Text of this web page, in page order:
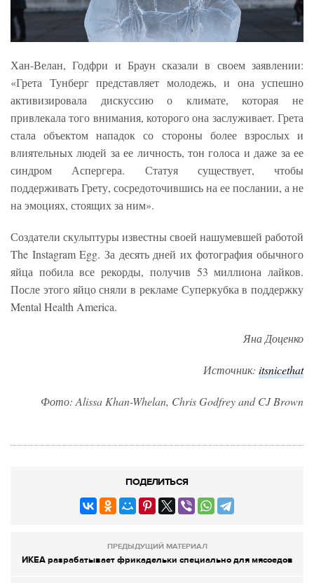
Хан-Велан, Годфри и Браун сказали в своем заявлении:
«Грета Тунберг представляет молодежь, и она успешно
активизировала дискуссию о климате, которая не
привлекала того внимания, которого она заслуживает. Грета
стала объектом нападок со стороны более взрослых и
влиятельных людей за ее личность, тон голоса и даже за ее
синдром Аспергера. Статуя существует, чтобы
поддерживать Грету, сосредоточившись на ее послании, а не
на эмоциях, стоящих за ним».
Создатели скульптуры известны своей нашумевшей работой
The Instagram Egg. За десять дней их фотография обычного
яйца побила все рекорды, получив 53 миллиона лайков.
После этого яйцо сняли в рекламе Суперкубка в поддержку
Mental Health America.
Яна Доценко
Источник: itsnicethat
Фото: Alissa Khan-Whelan, Chris Godfrey and CJ Brown
ПОДЕЛИТЬСЯ
ПРЕДЫДУЩИЙ МАТЕРИАЛ
ИКЕА разрабатывает фрикадельки специально для мясоедов